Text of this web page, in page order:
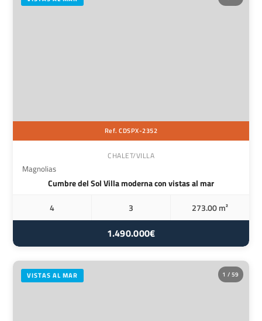
Ref. CDSPX-2352
CHALET/VILLA
Magnolias
Cumbre del Sol Villa moderna con vistas al mar
4
3 273.00 m²
1.490.000€
1 / 59
VISTAS AL MAR